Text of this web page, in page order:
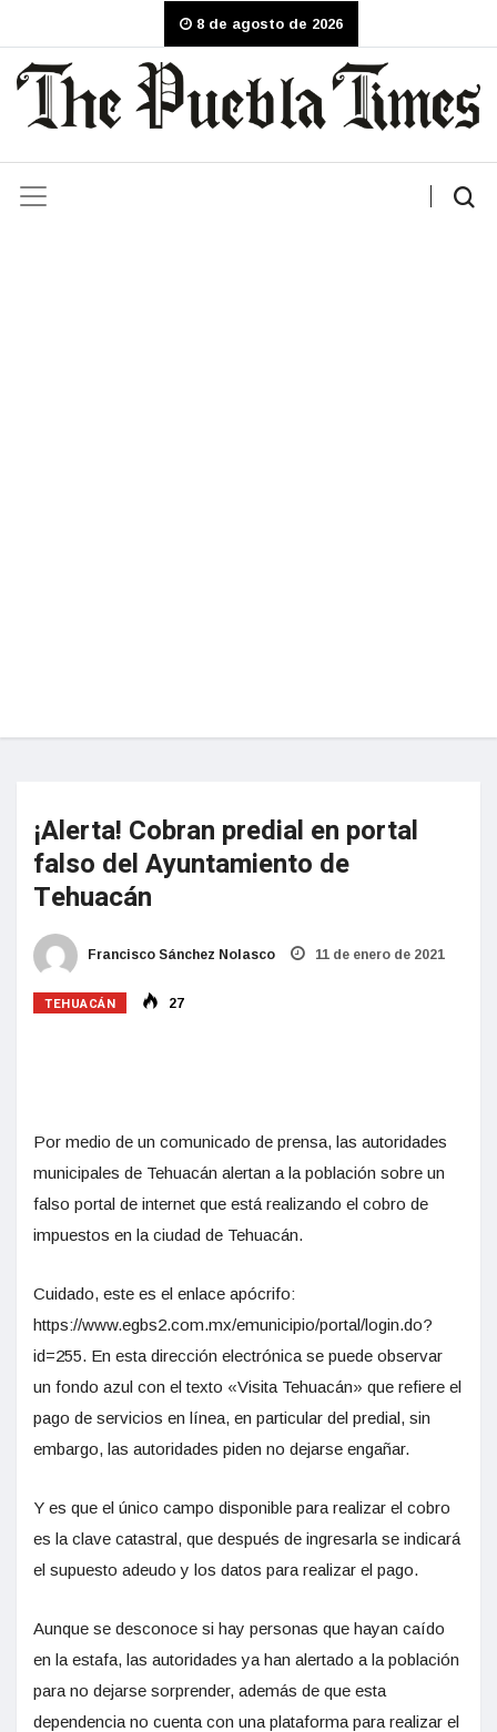
8 de agosto de 2026
¡Alerta! Cobran predial en portal
falso del Ayuntamiento de
Tehuacán
Francisco Sánchez Nolasco 11 de enero de 2021
TEHUACÁN 27
Por medio de un comunicado de prensa, las autoridades
municipales de Tehuacán alertan a la población sobre un
falso portal de internet que está realizando el cobro de
impuestos en la ciudad de Tehuacán.
Cuidado, este es el enlace apócrifo:
https://www.egbs2.com.mx/emunicipio/portal/login.do?
id=255. En esta dirección electrónica se puede observar
un fondo azul con el texto «Visita Tehuacán» que refiere el
pago de servicios en línea, en particular del predial, sin
embargo, las autoridades piden no dejarse engañar.
Y es que el único campo disponible para realizar el cobro
es la clave catastral, que después de ingresarla se indicará
el supuesto adeudo y los datos para realizar el pago.
Aunque se desconoce si hay personas que hayan caído
en la estafa, las autoridades ya han alertado a la población
para no dejarse sorprender, además de que esta
dependencia no cuenta con una plataforma para realizar el